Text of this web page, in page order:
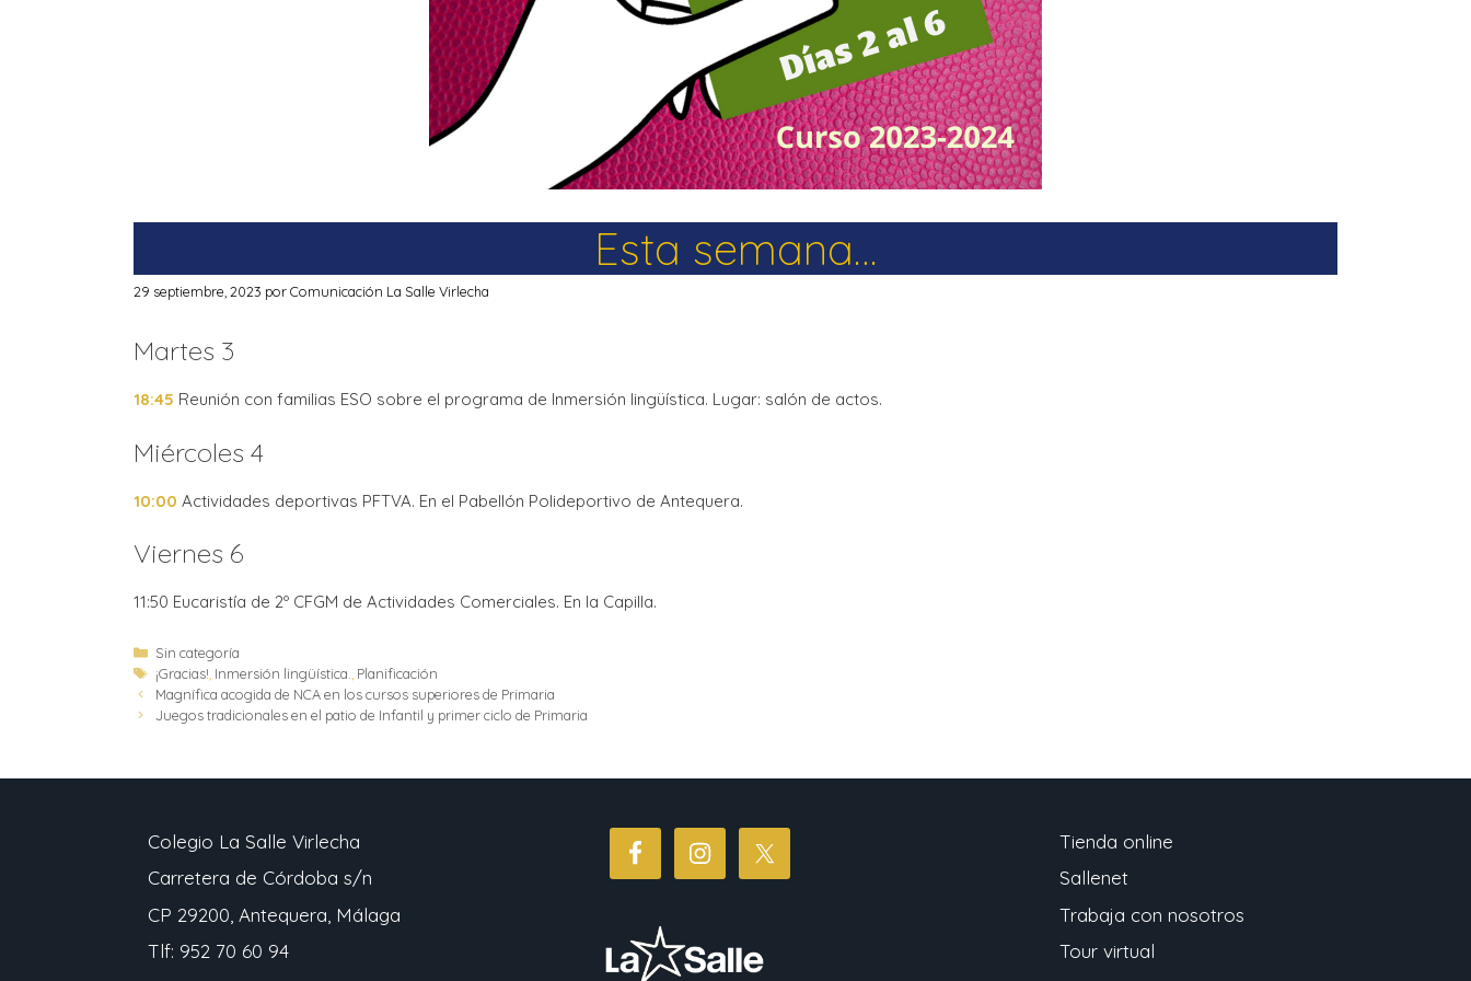
La Salle en el mundo
Vocación lasaliana
Esta semana…
29 septiembre, 2023 porComunicación La Salle Virlecha
Martes 3
18:45 Reunión con familias ESO sobre el programa de Inmersión lingüística. Lugar: salón de actos.
Miércoles 4
10:00 Actividades deportivas PFTVA. En el Pabellón Polideportivo de Antequera.
Viernes 6
11:50 Eucaristía de 2º CFGM de Actividades Comerciales. En la Capilla.
Sin categoría
¡Gracias! Inmersión lingüística.
Planificación
Magnífica acogida de NCA en los cursos superiores de Primaria
Juegos tradicionales en el patio de Infantil y primer ciclo de Primaria
Colegio La Salle Virlecha
Carretera de Córdoba s/n
CP 29200, Antequera, Málaga
Tlf: 952 70 60 94
Tienda online
Sallenet
Trabaja con nosotros
Tour virtual